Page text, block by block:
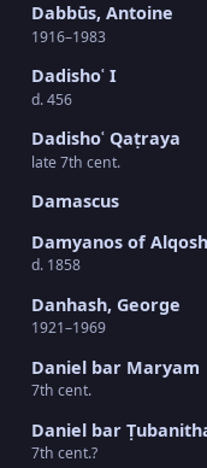
Dabbūs, Antoine
1916–1983
Dadishoʿ I
d. 456
Dadishoʿ Qaṭraya
late 7th cent.
Damascus
Damyanos of Alqosh
d. 1858
Danhash, George
1921–1969
Daniel bar Maryam
7th cent.
Daniel bar
7th cent.?